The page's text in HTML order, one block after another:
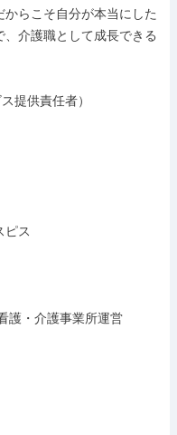
らこそ自分が本当にした
介護職として成長できる
提供責任者）
ピス
護・介護事業所運営